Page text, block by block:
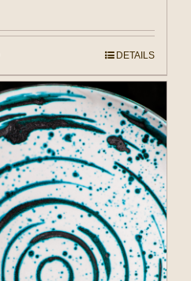
DETAILS